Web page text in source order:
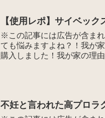
【使用レポ】サイベッ
※この記事には広告が含ま
ても悩みますよね？！我が
購入しました！我が家の理
不妊と言われた高プロ